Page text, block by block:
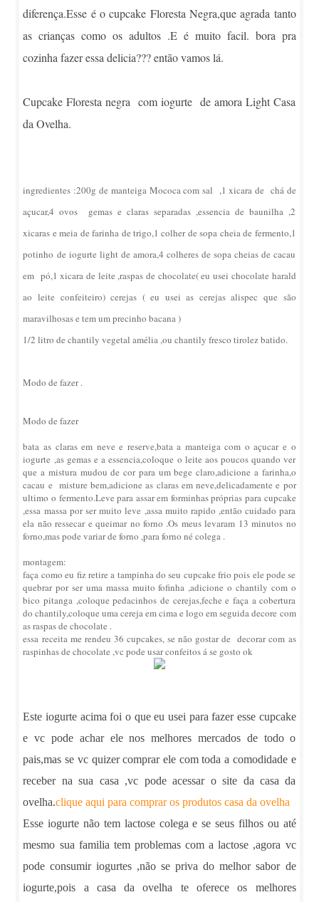
diferença.Esse é o cupcake Floresta Negra,que agrada tanto
as crianças como os adultos .E é muito facil. bora pra
cozinha fazer essa delicia??? então vamos lá.
Cupcake Floresta negra com iogurte de amora Light Casa
da Ovelha.
ingredientes :200g de manteiga Mococa com sal ,1 xicara de chá de
açucar,4 ovos gemas e claras separadas ,essencia de baunilha ,2
xicaras e meia de farinha de trigo,1 colher de sopa cheia de fermento,1
potinho de iogurte light de amora,4 colheres de sopa cheias de cacau
em pó,1 xicara de leite ,raspas de chocolate( eu usei chocolate harald
ao leite confeiteiro) cerejas ( eu usei as cerejas alispec que são
maravilhosas e tem um precinho bacana )
1/2 litro de chantily vegetal amélia ,ou chantily fresco tirolez batido.
Modo de fazer .
Modo de fazer
bata as claras em neve e reserve,bata a manteiga com o açucar e o
iogurte ,as gemas e a essencia,coloque o leite aos poucos quando ver
que a mistura mudou de cor para um bege claro,adicione a farinha,o
cacau e misture bem,adicione as claras em neve,delicadamente e por
ultimo o fermento.Leve para assar em forminhas próprias para cupcake
,essa massa por ser muito leve ,assa muito rapido ,então cuidado para
ela não ressecar e queimar no forno .Os meus levaram 13 minutos no
forno,mas pode variar de forno ,para forno né colega .
montagem:
faça como eu fiz retire a tampinha do seu cupcake frio pois ele pode se
quebrar por ser uma massa muito fofinha ,adicione o chantily com o
bico pitanga ,coloque pedacinhos de cerejas,feche e faça a cobertura
do chantily,coloque uma cereja em cima e logo em seguida decore com
as raspas de chocolate .
essa receita me rendeu 36 cupcakes, se não gostar de decorar com as
raspinhas de chocolate ,vc pode usar confeitos á se gosto ok
Este iogurte acima foi o que eu usei para fazer esse cupcake
e vc pode achar ele nos melhores mercados de todo o
pais,mas se vc quizer comprar ele com toda a comodidade e
receber na sua casa ,vc pode acessar o site da casa da
ovelha.clique aqui para comprar os produtos casa da ovelha
Esse iogurte não tem lactose colega e se seus filhos ou até
mesmo sua familia tem problemas com a lactose ,agora vc
pode consumir iogurtes ,não se priva do melhor sabor de
iogurte,pois a casa da ovelha te oferece os melhores